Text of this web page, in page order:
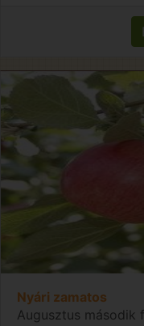
Nyári zamatos
Augusztus második